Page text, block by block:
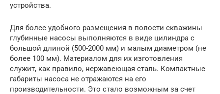
устройства.
Для более удобного размещения в полости скважины
глубинные насосы выполняются в виде цилиндра с
большой длиной (500-2000 мм) и малым диаметром (не
более 100 мм). Материалом для их изготовления
служит, как правило, нержавеющая сталь. Компактные
габариты насоса не отражаются на его
производительности. Это стало возможным за счет